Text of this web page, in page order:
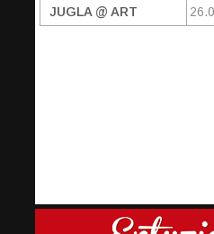
JUGLA @ ART